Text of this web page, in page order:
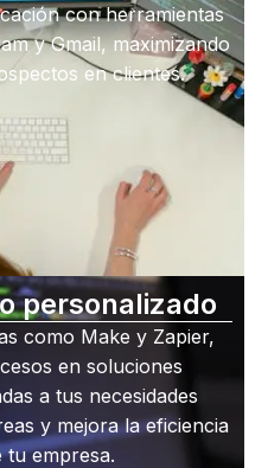
con herramientas
y Gmail, maximizando
en clientes.
personalizado
como Make y Zapier,
en soluciones
a tus necesidades
y mejora la eficiencia
tu empresa.